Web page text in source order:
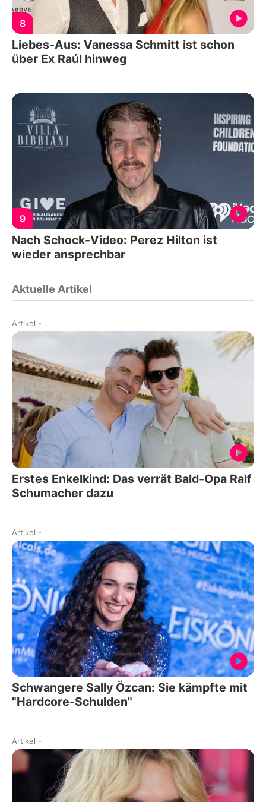
8
Liebes-Aus: Vanessa Schmitt ist schon
über Ex Raúl hinweg
9
Nach Schock-Video: Perez Hilton ist
wieder ansprechbar
Aktuelle Artikel
Artikel -
Erstes Enkelkind: Das verrät Bald-Opa Ralf
Schumacher dazu
Artikel -
Schwangere Sally Özcan: Sie kämpfte mit
"Hardcore-Schulden"
Artikel -